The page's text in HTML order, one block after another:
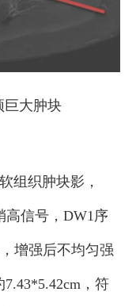
巨大肿块
组织肿块影，
高信号，DW1序
增强后不均匀强
，符